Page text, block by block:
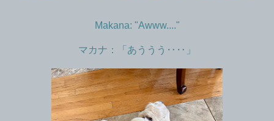
Makana: "Awww...."
マカナ：「あううう‥‥」